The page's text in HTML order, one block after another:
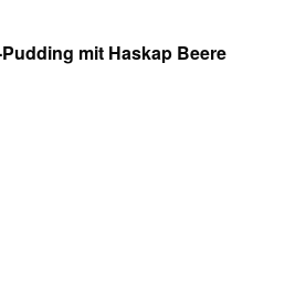
mit Haskap Beere